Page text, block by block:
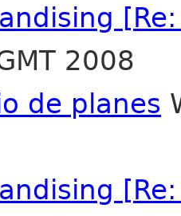
2008
de planes